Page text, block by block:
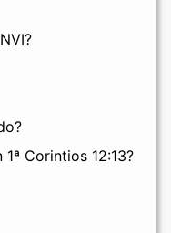
Corintios 12:13?